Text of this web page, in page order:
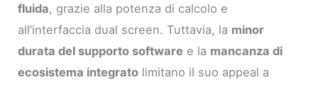
fluida, grazie alla potenza di calcolo e
all’interfaccia dual screen. Tuttavia, la minor
durata del supporto software e la mancanza di
ecosistema integrato limitano il suo appeal a